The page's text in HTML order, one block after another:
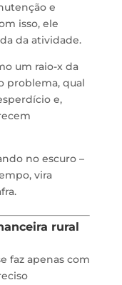
e
isso, ele
da atividade.
um raio-x da
problema, qual
e,
no escuro –
vira
rural
faz apenas com